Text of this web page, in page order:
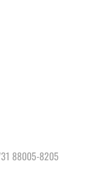
88005-8205